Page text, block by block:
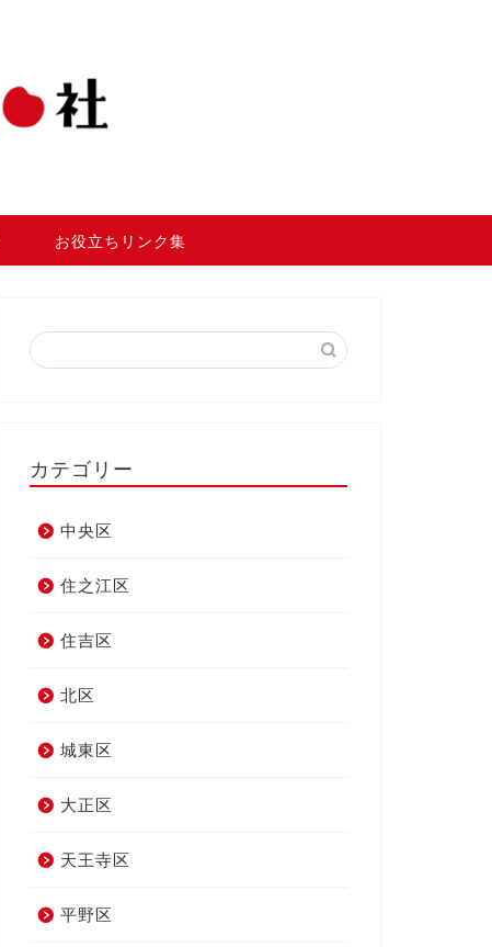
お役立ちリンク集
カテゴリー
中央区
住之江区
住吉区
北区
城東区
大正区
天王寺区
平野区